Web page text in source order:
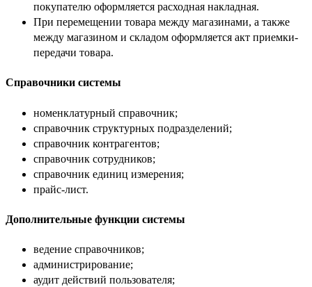
покупателю оформляется расходная накладная.
При перемещении товара между магазинами, а также
между магазином и складом оформляется акт приемки-
передачи товара.
Справочники системы
номенклатурный справочник;
справочник структурных подразделений;
справочник контрагентов;
справочник сотрудников;
справочник единиц измерения;
прайс-лист.
Дополнительные функции системы
ведение справочников;
администрирование;
аудит действий пользователя;